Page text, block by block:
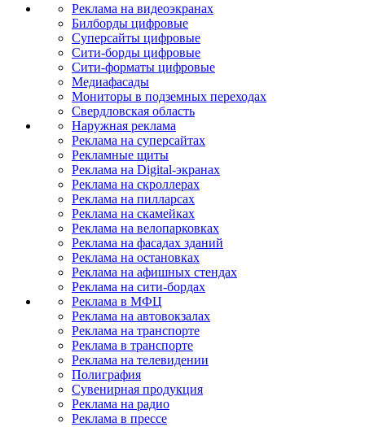
Реклама на видеоэкранах
Билборды цифровые
Суперсайты цифровые
Сити-борды цифровые
Сити-форматы цифровые
Медиафасады
Мониторы в подземных переходах
Свердловская область
Наружная реклама
Реклама на суперсайтах
Рекламные щиты
Реклама на Digital-экранах
Реклама на скроллерах
Реклама на пилларсах
Реклама на скамейках
Реклама на велопарковках
Реклама на фасадах зданий
Реклама на остановках
Реклама на афишных стендах
Реклама на сити-бордах
Реклама в МФЦ
Реклама на автовокзалах
Реклама на транспорте
Реклама в транспорте
Реклама на телевидении
Полиграфия
Сувенирная продукция
Реклама на радио
Реклама в прессе